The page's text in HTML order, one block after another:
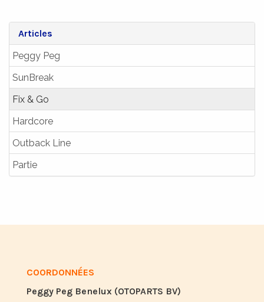
Articles
Peggy Peg
SunBreak
Fix & Go
Hardcore
Outback Line
Partie
COORDONNÉES
Peggy Peg Benelux (OTOPARTS BV)